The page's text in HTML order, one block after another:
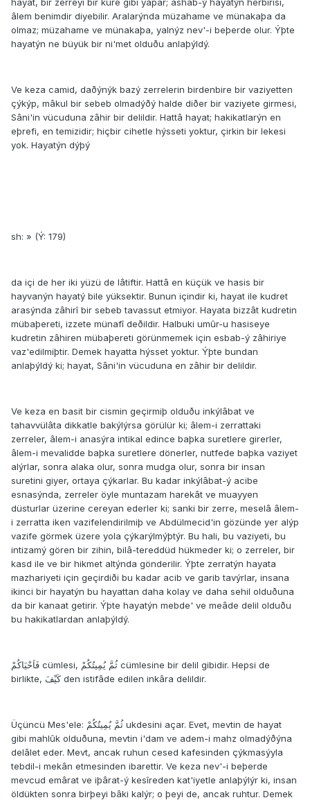
hayat, bir zerreyi bir küre gibi yapar; ashab-ý hayatýn herbirisi,
âlem benimdir diyebilir. Aralarýnda müzahame ve münakaþa da
olmaz; müzahame ve münakaþa, yalnýz nev'-i beþerde olur. Ýþte
hayatýn ne büyük bir ni'met olduðu anlaþýldý.
Ve keza camid, daðýnýk bazý zerrelerin birdenbire bir vaziyetten
çýkýp, mâkul bir sebeb olmadýðý halde diðer bir vaziyete girmesi,
Sâni'in vücuduna zâhir bir delildir. Hattâ hayat; hakikatlarýn en
eþrefi, en temizidir; hiçbir cihetle hýsseti yoktur, çirkin bir lekesi
yok. Hayatýn dýþý
sh: » (Ý: 179)
da içi de her iki yüzü de lâtiftir. Hattâ en küçük ve hasis bir
hayvanýn hayatý bile yüksektir. Bunun içindir ki, hayat ile kudret
arasýnda zâhirî bir sebeb tavassut etmiyor. Hayata bizzât kudretin
mübaþereti, izzete münafî deðildir. Halbuki umûr-u hasiseye
kudretin zâhiren mübaþereti görünmemek için esbab-ý zâhiriye
vaz'edilmiþtir. Demek hayatta hýsset yoktur. Ýþte bundan
anlaþýldý ki; hayat, Sâni'in vücuduna en zâhir bir delildir.
Ve keza en basit bir cismin geçirmiþ olduðu inkýlâbat ve
tahavvülâta dikkatle bakýlýrsa görülür ki; âlem-i zerrattaki
zerreler, âlem-i anasýra intikal edince baþka suretlere girerler,
âlem-i mevalidde baþka suretlere dönerler, nutfede baþka vaziyet
alýrlar, sonra alaka olur, sonra mudga olur, sonra bir insan
suretini giyer, ortaya çýkarlar. Bu kadar inkýlâbat-ý acibe
esnasýnda, zerreler öyle muntazam harekât ve muayyen
düsturlar üzerine cereyan ederler ki; sanki bir zerre, meselâ âlem-
i zerratta iken vazifelendirilmiþ ve Abdülmecid'in gözünde yer alýp
vazife görmek üzere yola çýkarýlmýþtýr. Bu hali, bu vaziyeti, bu
intizamý gören bir zihin, bilâ-tereddüd hükmeder ki; o zerreler, bir
kasd ile ve bir hikmet altýnda gönderilir. Ýþte zerratýn hayata
mazhariyeti için geçirdiði bu kadar acib ve garib tavýrlar, insana
ikinci bir hayatýn bu hayattan daha kolay ve daha sehil olduðuna
da bir kanaat getirir. Ýþte hayatýn mebde' ve meâde delil olduðu
bu hakikatlardan anlaþýldý.
فَاَحْيَاكُمْ cümlesi, ثُمَّ يُمِيتُكُمْ cümlesine bir delil gibidir. Hepsi de
birlikte, كَيْفَ den istifâde edilen inkâra delildir.
Üçüncü Mes'ele: ثُمَّ يُمِيتُكُمْ ukdesini açar. Evet, mevtin de hayat
gibi mahlûk olduðuna, mevtin i'dam ve adem-i mahz olmadýðýna
delâlet eder. Mevt, ancak ruhun cesed kafesinden çýkmasýyla
tebdil-i mekân etmesinden ibarettir. Ve keza nev'-i beþerde
mevcud emârat ve iþârat-ý kesîreden kat'iyetle anlaþýlýr ki, insan
öldükten sonra birþeyi bâki kalýr; o þeyi de, ancak ruhtur. Demek